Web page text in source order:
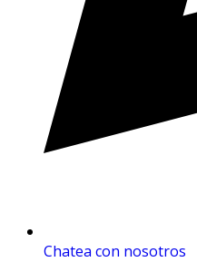
Chatea con nosotros